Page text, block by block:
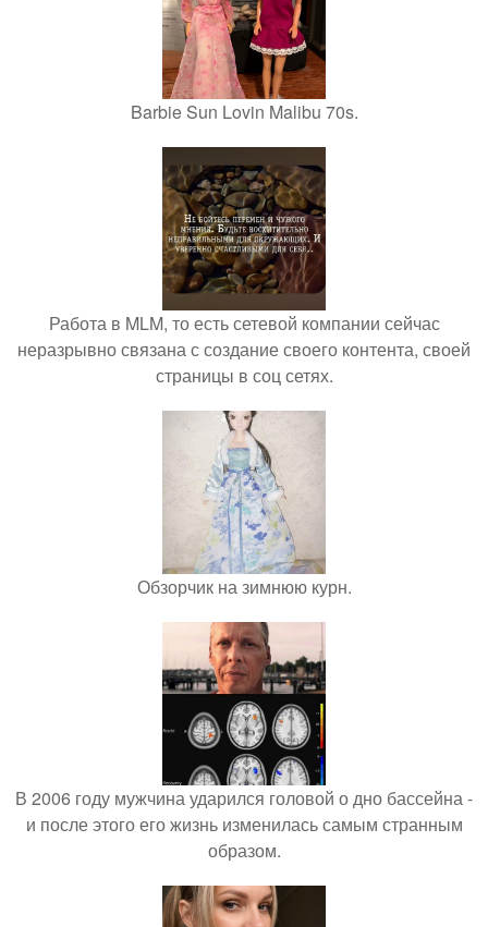
Barbie Sun Lovin Malibu 70s.
Работа в MLM, то есть сетевой компании сейчас
неразрывно связана с создание своего контента, своей
страницы в соц сетях.
Обзорчик на зимнюю курн.
В 2006 году мужчина ударился головой о дно бассейна -
и после этого его жизнь изменилась самым странным
образом.